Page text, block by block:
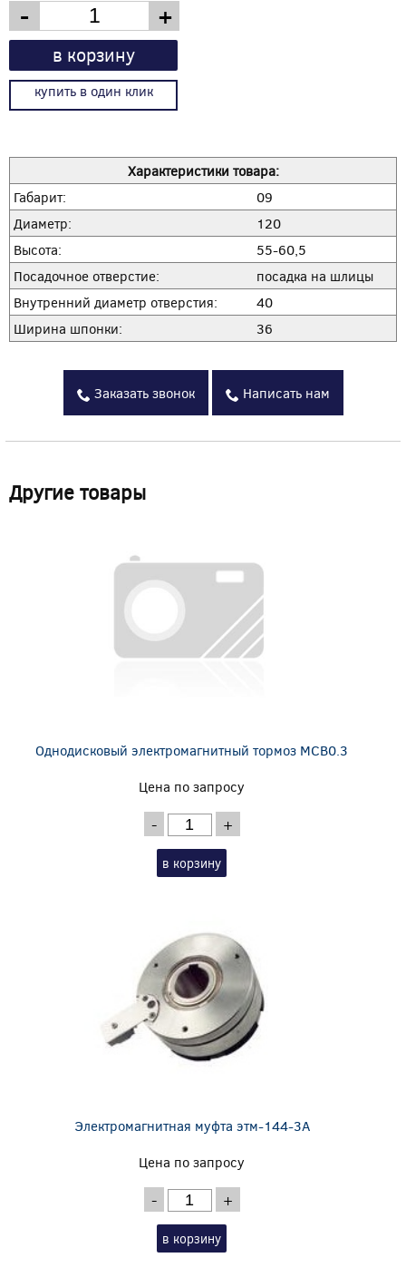
- +
в корзину
купить в один клик
Характеристики товара:
Габарит:
09
Диаметр:
120
Высота:
55-60,5
Посадочное отверстие:
посадка на шлицы
Внутренний диаметр отверстия:
40
Ширина шпонки:
36
Заказать звонок Написать нам
Другие товары
Однодисковый электромагнитный тормоз MCB0.3
Цена по запросу
- +
в корзину
Электромагнитная муфта этм-144-3А
Цена по запросу
- +
в корзину